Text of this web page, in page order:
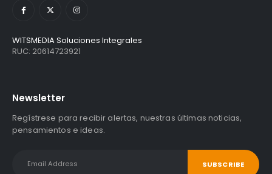
WITSMEDIA Soluciones Integrales
RUC: 20614723921
Newsletter
Regístrese para recibir alertas, nuestras últimas noticias,
pensamientos e ideas.